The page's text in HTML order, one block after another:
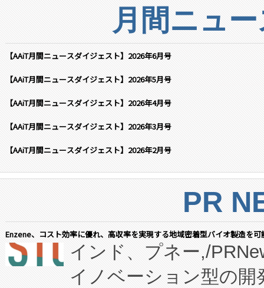
月間ニュ
【AAiT月間ニュースダイジェスト】2026年6月号
【AAiT月間ニュースダイジェスト】2026年5月号
【AAiT月間ニュースダイジェスト】2026年4月号
【AAiT月間ニュースダイジェスト】2026年3月号
【AAiT月間ニュースダイジェスト】2026年2月号
PR
Enzene、コスト効率に優れ、高収率を実現する地域密着型バイオ製造を
インド、プネー,/
イノベーション型の